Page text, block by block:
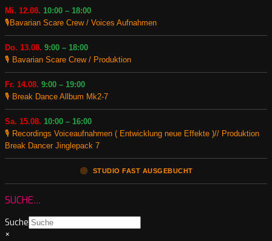
Mi. 12.08. 10:00 – 18:00
🎙️Bavarian Scare Crew / Voices Aufnahmen
Do. 13.08. 9:00 – 18:00
🎙️ Bavarian Scare Crew / Produktion
Fr. 14.08. 9:00 – 19:00
🎙️ Break Dance Allbum Mk2-7
Sa. 15.08. 10:00 – 16:00
🎙️ Recordings Voiceaufnahmen ( Entwicklung neue Effekte )// Produktion
Break Dancer Jinglepack 7
🟠 STUDIO FAST AUSGEBUCHT
SUCHE…
Suche
×